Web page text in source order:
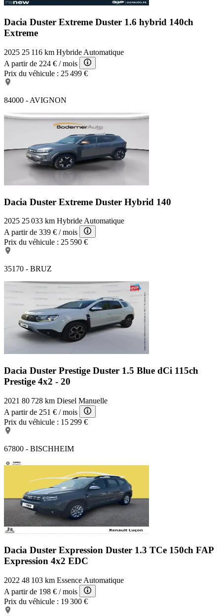
Dacia Duster Extreme Duster 1.6 hybrid 140ch
Extreme
2025 25 116 km Hybride Automatique
A partir de 224 € / mois
Prix du véhicule : 25 499 €
84000 - AVIGNON
Dacia Duster Extreme Duster Hybrid 140
2025 25 033 km Hybride Automatique
A partir de 339 € / mois
Prix du véhicule : 25 590 €
35170 - BRUZ
Dacia Duster Prestige Duster 1.5 Blue dCi 115ch
Prestige 4x2 - 20
2021 80 728 km Diesel Manuelle
A partir de 251 € / mois
Prix du véhicule : 15 299 €
67800 - BISCHHEIM
Dacia Duster Expression Duster 1.3 TCe 150ch FAP
Expression 4x2 EDC
2022 48 103 km Essence Automatique
A partir de 198 € / mois
Prix du véhicule : 19 300 €